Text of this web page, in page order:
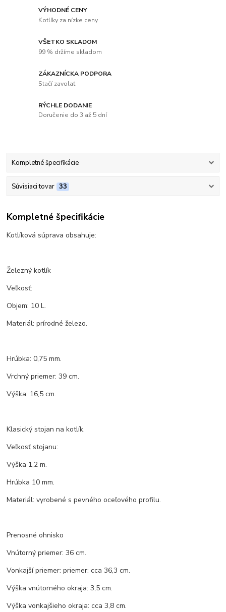
VÝHODNÉ CENY
Kotlíky za nízke ceny
VŠETKO SKLADOM
99 % držíme skladom
ZÁKAZNÍCKA PODPORA
Stačí zavolať
RÝCHLE DODANIE
Doručenie do 3 až 5 dní
Kompletné špecifikácie
Súvisiaci tovar 33
Kompletné špecifikácie
Kotlíková súprava obsahuje:
Železný kotlík
Veľkosť:
Objem: 10 L.
Materiál: prírodné železo.
Hrúbka: 0,75 mm.
Vrchný priemer: 39 cm.
Výška: 16,5 cm.
Klasický stojan na kotlík.
Veľkosť stojanu:
Výška 1,2 m.
Hrúbka 10 mm.
Materiál: vyrobené s pevného oceľového profilu.
Prenosné ohnisko
Vnútorný priemer: 36 cm.
Vonkajší priemer: priemer: cca 36,3 cm.
Výška vnútorného okraja: 3,5 cm.
Výška vonkajšieho okraja: cca 3,8 cm.